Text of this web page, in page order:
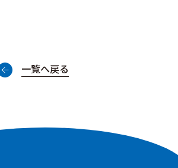
一覧へ戻る